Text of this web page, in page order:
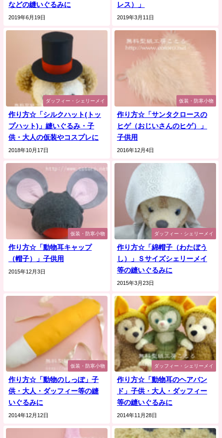
などの縫いぐるみに
2019年6月19日
レス）」
2019年3月11日
ダッフィー・シェリーメイ
作り方☆「シルクハット(トッ
プハット)」縫いぐるみ・子
供・大人の仮装やコスプレに
2018年10月17日
仮装・防寒小物
作り方☆「サンタクロースの
ヒゲ（おじいさんのヒゲ）」
子供用
2016年12月4日
仮装・防寒小物
作り方☆「動物耳キャップ
（帽子）」子供用
2015年12月3日
ダッフィー・シェリーメイ
作り方☆「綿帽子（わたぼう
し）」Ｓサイズシェリーメイ
等の縫いぐるみに
2015年3月23日
仮装・防寒小物
作り方☆「動物のしっぽ」子
供・大人・ダッフィー等の縫
いぐるみに
2014年12月12日
ダッフィー・シェリーメイ
作り方☆「動物耳のヘアバン
ド」子供・大人・ダッフィー
等の縫いぐるみに
2014年11月28日